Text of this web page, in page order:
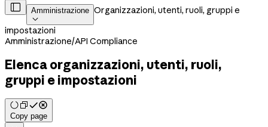
 Amministrazione

Organizzazioni, utenti, ruoli, gruppi e
impostazioni
Amministrazione/API Compliance
Elenca organizzazioni, utenti, ruoli,
gruppi e impostazioni
Copy page